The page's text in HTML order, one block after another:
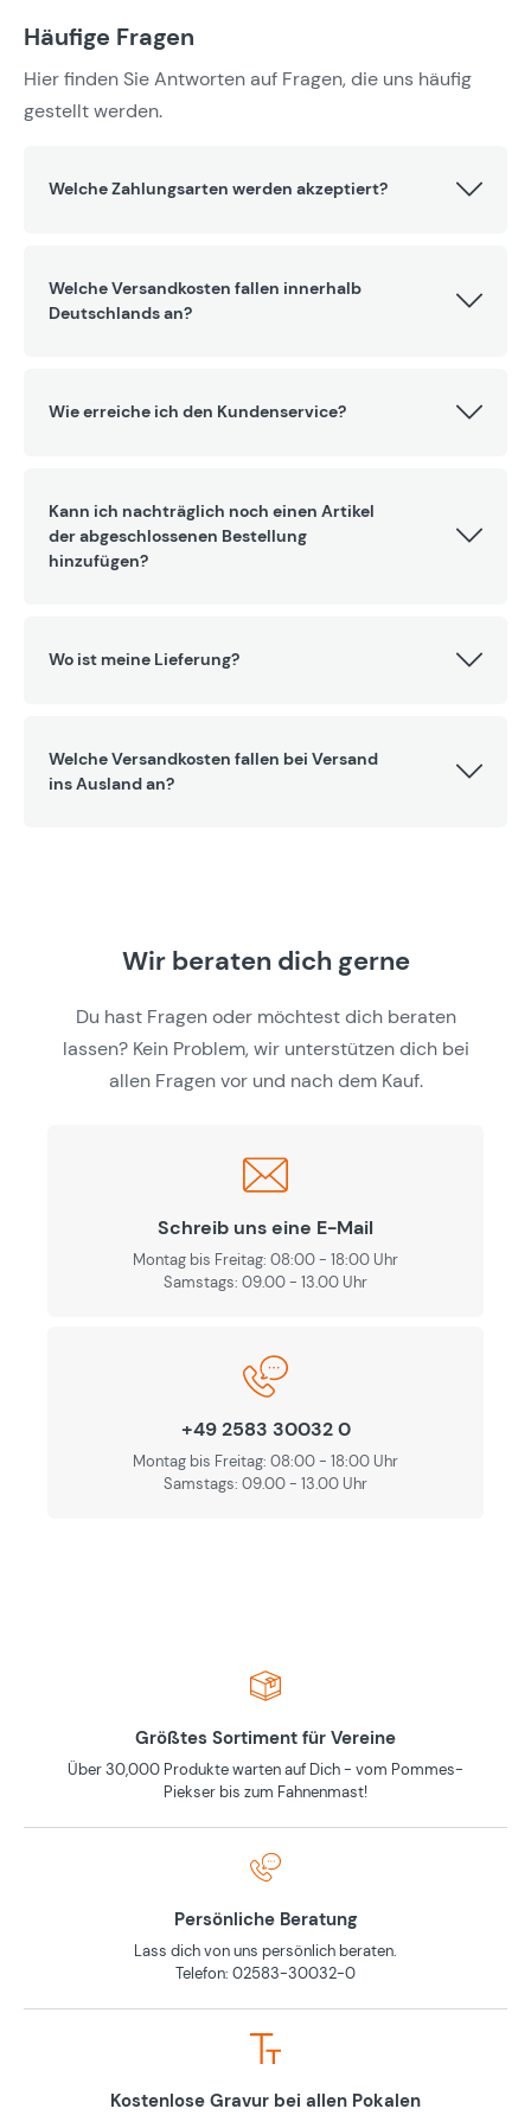
Häufige Fragen
Hier finden Sie Antworten auf Fragen, die uns häufig
gestellt werden.
Welche Zahlungsarten werden akzeptiert?
Welche Versandkosten fallen innerhalb
Deutschlands an?
Wie erreiche ich den Kundenservice?
Kann ich nachträglich noch einen Artikel
der abgeschlossenen Bestellung
hinzufügen?
Wo ist meine Lieferung?
Welche Versandkosten fallen bei Versand
ins Ausland an?
Wir beraten dich gerne
Du hast Fragen oder möchtest dich beraten
lassen? Kein Problem, wir unterstützen dich bei
allen Fragen vor und nach dem Kauf.
Schreib uns eine E-Mail
Montag bis Freitag: 08:00 - 18:00 Uhr
Samstags: 09.00 - 13.00 Uhr
+49 2583 30032 0
Montag bis Freitag: 08:00 - 18:00 Uhr
Samstags: 09.00 - 13.00 Uhr
Größtes Sortiment für Vereine
Über 30,000 Produkte warten auf Dich - vom Pommes-
Piekser bis zum Fahnenmast!
Persönliche Beratung
Lass dich von uns persönlich beraten.
Telefon: 02583-30032-0
Kostenlose Gravur bei allen Pokalen